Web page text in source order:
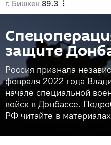
г. Бишкек 89.3
защите
Россия признала
февраля 2022 года
начале специальной
войск в Донбассе.
РФ читайте в